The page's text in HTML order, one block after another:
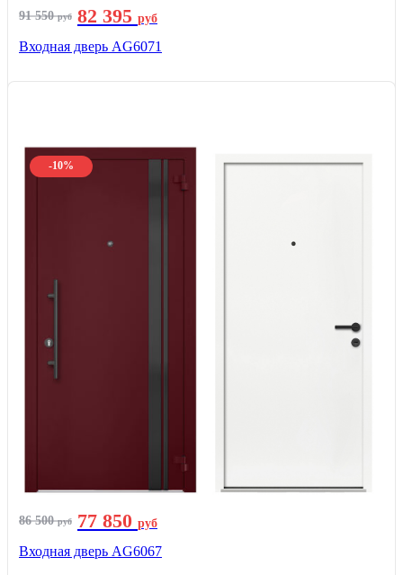
91 550руб 82 395 руб
Входная дверь AG6071
-10%
86 500руб 77 850 руб
Входная дверь AG6067